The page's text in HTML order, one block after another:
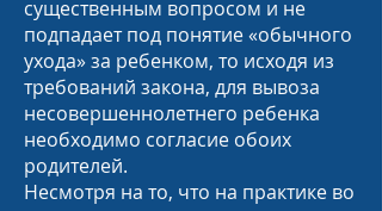
существенным вопросом и не
подпадает под понятие «обычного
ухода» за ребенком, то исходя из
требований закона, для вывоза
несовершеннолетнего ребенка
необходимо согласие обоих
родителей.
Несмотря на то, что на практике во